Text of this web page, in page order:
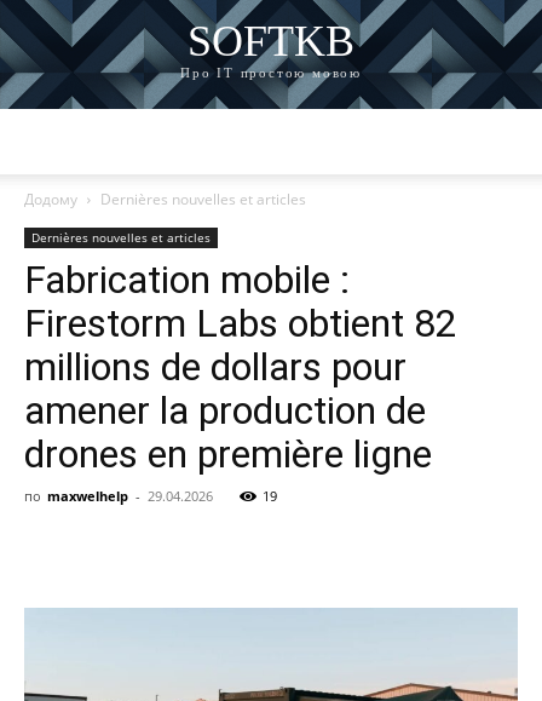
SOFTKB
Про ІТ простою мовою
Додому Dernières nouvelles et articles
Dernières nouvelles et articles
Fabrication mobile :
Firestorm Labs obtient 82
millions de dollars pour
amener la production de
drones en première ligne
по maxwelhelp - 29.04.2026 19